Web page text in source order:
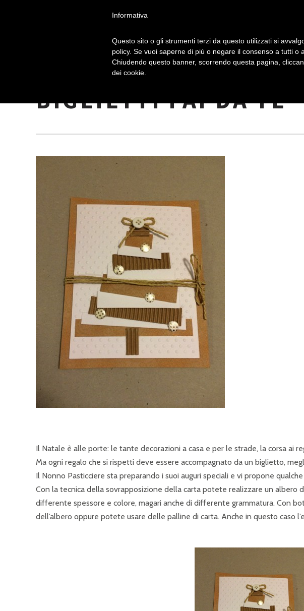
A
V
G
Z
AUGURI
BIGLIETTI FAI DA TE
Il Natale è alle porte: le tante decorazioni a casa e per le strade, la corsa ai
Ma ogni regalo che si rispetti deve essere accompagnato da un biglietto,
Il Nonno Pasticciere sta preparando i suoi auguri speciali e vi propone
Con la tecnica della sovrapposizione della carta potete realizzare un albero
differente spessore e colore, magari anche di differente grammatura. Con
dell’albero oppure potete usare delle palline di carta. Anche in questo caso
Informativa
Questo sito o gli strumenti terzi da questo utilizzati si
policy. Se vuoi saperne di più o negare il consenso a tutti o
Chiudendo questo banner, scorrendo questa pagina,
dei cookie.